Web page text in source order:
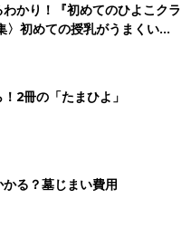
かり！『初めてのひよこクラ
〉初めての授乳がうまくい
基本と夏のトラブル 解決テ
2冊の「たまひよ」
る？墓じまい費用